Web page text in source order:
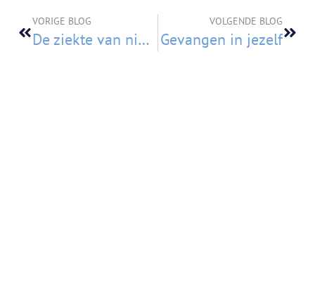
VORIGE BLOG
De ziekte van niet genoeg
VOLGENDE BLOG
Gevangen in jezelf